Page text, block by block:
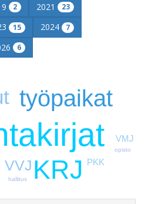
2 2021 23
15 2024 7
6
KRJ
työpaikat
VVJ PKK
VMJ
hallitus
opisto